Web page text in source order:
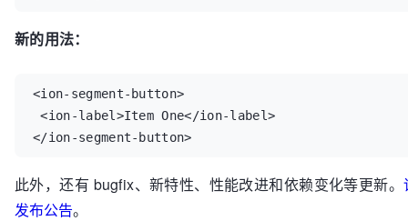
新的用法：
<ion-segment-button>
<ion-label>Item One</ion-label>
</ion-segment-button>
此外，还有 bugfix、新特性、性能改进和依赖变化等更新。
发布公告。